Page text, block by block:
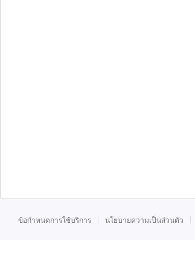
ข้อกำหนดการใช้บริการ นโยบายความเป็นส่วนตัว